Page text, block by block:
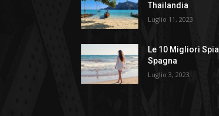
Thailandia
Luglio 11, 2023
Le 10 Migliori
Spagna
Luglio 3, 2023